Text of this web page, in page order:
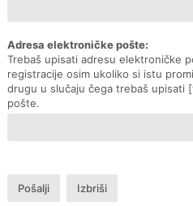
Adresa elektroničke pošte:
Trebaš upisati adresu elektroničke
registracije osim ukoliko si istu
drugu u slučaju čega trebaš upisati
pošte.